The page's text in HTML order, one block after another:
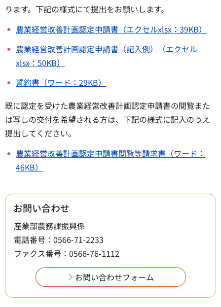
ります。下記の様式にて提出をお願いします。
農業経営改善計画認定申請書（エクセルxlsx：39KB）
農業経営改善計画認定申請書（記入例）（エクセル
xlsx：50KB）
誓約書（ワード：29KB）
既に認定を受けた農業経営改善計画認定申請書の閲覧また
は写しの交付を希望される方は、下記の様式に記入のうえ
提出してください。
農業経営改善計画認定申請書閲覧等請求書（ワード：
46KB）
お問い合わせ
産業部農務課振興係
電話番号：0566-71-2233
ファクス番号：0566-76-1112